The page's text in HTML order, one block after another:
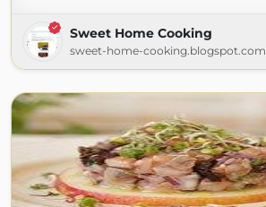
Sweet Home Cooking
sweet-home-cooking.blogspot.com